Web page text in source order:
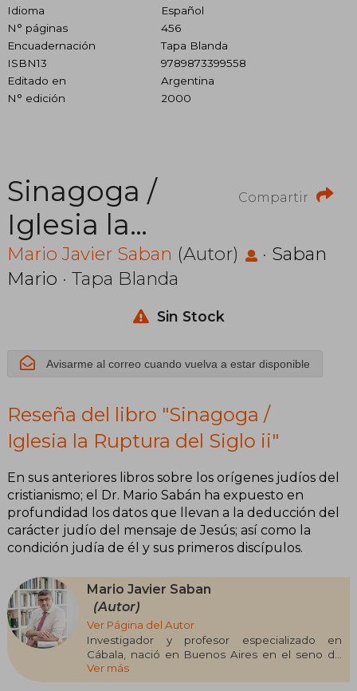
Idioma
Español
N° páginas
456
Encuadernación
Tapa Blanda
ISBN13
9789873399558
Editado en
Argentina
N° edición
2000
Compartir
Sinagoga /
Iglesia la
Ruptura del
Siglo ii
Mario Javier Saban (Autor) · Saban
Mario · Tapa Blanda
Sin Stock
Avisarme al correo cuando vuelva a estar disponible
Reseña del libro "Sinagoga /
Iglesia la Ruptura del Siglo ii"
En sus anteriores libros sobre los orígenes judíos del
cristianismo; el Dr. Mario Sabán ha expuesto en
profundidad los datos que llevan a la deducción del
carácter judío del mensaje de Jesús; así como la
condición judía de él y sus primeros discípulos.
Mario Javier Saban
(Autor)
Ver Página del Autor
Investigador y profesor especializado en
Cábala, nació en Buenos Aires en el seno de
una familia sefardí, descendiente de los judíos
expulsados de España en 1492. Aunque
Ver más